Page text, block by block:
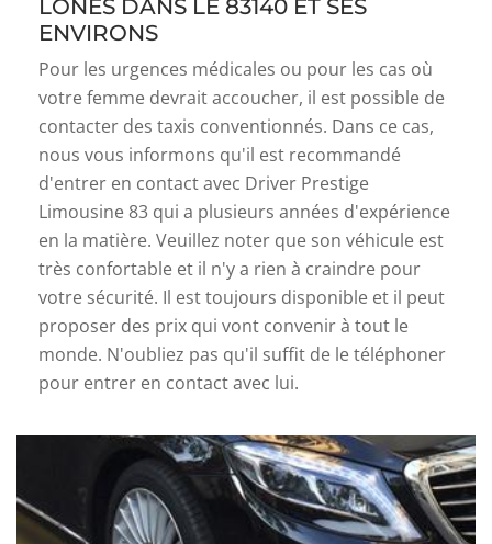
LONES DANS LE 83140 ET SES
ENVIRONS
Pour les urgences médicales ou pour les cas où
votre femme devrait accoucher, il est possible de
contacter des taxis conventionnés. Dans ce cas,
nous vous informons qu'il est recommandé
d'entrer en contact avec Driver Prestige
Limousine 83 qui a plusieurs années d'expérience
en la matière. Veuillez noter que son véhicule est
très confortable et il n'y a rien à craindre pour
votre sécurité. Il est toujours disponible et il peut
proposer des prix qui vont convenir à tout le
monde. N'oubliez pas qu'il suffit de le téléphoner
pour entrer en contact avec lui.